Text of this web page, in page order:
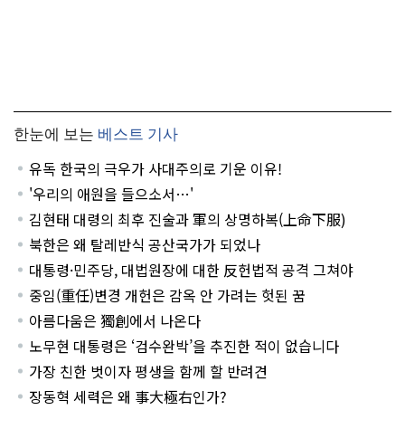
한눈에 보는 베스트 기사
유독 한국의 극우가 사대주의로 기운 이유!
'우리의 애원을 들으소서…'
김현태 대령의 최후 진술과 軍의 상명하복(上命下服)
북한은 왜 탈레반식 공산국가가 되었나
대통령·민주당, 대법원장에 대한 反헌법적 공격 그쳐야
중임(重任)변경 개헌은 감옥 안 가려는 헛된 꿈
아름다움은 獨創에서 나온다
노무현 대통령은 ‘검수완박’을 추진한 적이 없습니다
가장 친한 벗이자 평생을 함께 할 반려견
장동혁 세력은 왜 事大極右인가?